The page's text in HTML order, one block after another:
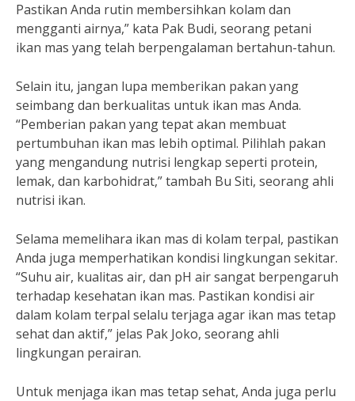
Pastikan Anda rutin membersihkan kolam dan
mengganti airnya,” kata Pak Budi, seorang petani
ikan mas yang telah berpengalaman bertahun-tahun.
Selain itu, jangan lupa memberikan pakan yang
seimbang dan berkualitas untuk ikan mas Anda.
“Pemberian pakan yang tepat akan membuat
pertumbuhan ikan mas lebih optimal. Pilihlah pakan
yang mengandung nutrisi lengkap seperti protein,
lemak, dan karbohidrat,” tambah Bu Siti, seorang ahli
nutrisi ikan.
Selama memelihara ikan mas di kolam terpal, pastikan
Anda juga memperhatikan kondisi lingkungan sekitar.
“Suhu air, kualitas air, dan pH air sangat berpengaruh
terhadap kesehatan ikan mas. Pastikan kondisi air
dalam kolam terpal selalu terjaga agar ikan mas tetap
sehat dan aktif,” jelas Pak Joko, seorang ahli
lingkungan perairan.
Untuk menjaga ikan mas tetap sehat, Anda juga perlu